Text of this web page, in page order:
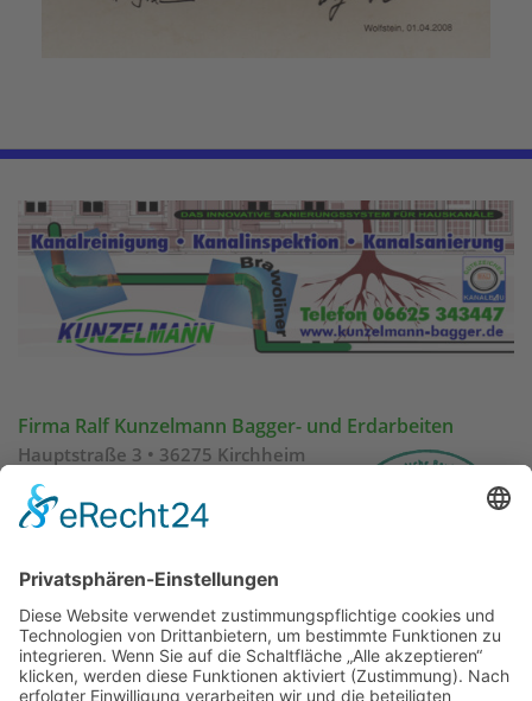
Firma Ralf Kunzelmann Bagger- und Erdarbeiten
Hauptstraße 3 • 36275 Kirchheim
Telefon: 06625 / 9151840
Büro und Bauhof
Telefon 06625 / 343447
Internet:www.kunzelmann-bagger.de
E-mail:info@kunzelmann-bagger.de